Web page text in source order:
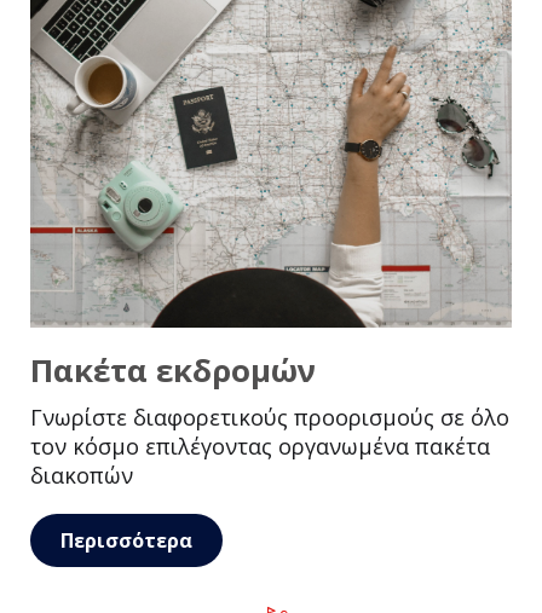
Πακέτα εκδρομών
Γνωρίστε διαφορετικούς προορισμούς σε όλο
τον κόσμο επιλέγοντας οργανωμένα πακέτα
διακοπών
Περισσότερα